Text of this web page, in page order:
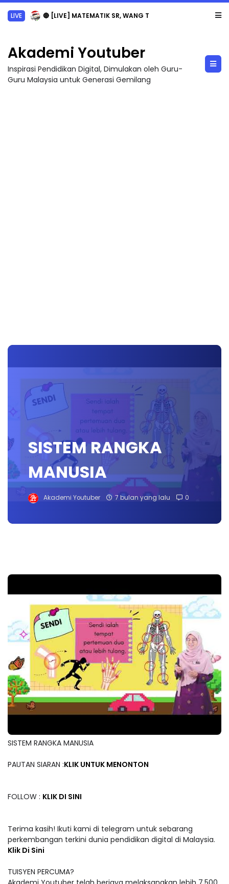
LIVE 🔴 [LIVE] MATEMATIK SR, WANG TAHUN 6 OLEH CIKGU ANITA #ALLINONE #141 #...
Akademi Youtuber
Inspirasi Pendidikan Digital, Dimulakan oleh Guru-
Guru Malaysia untuk Generasi Gemilang
SISTEM RANGKA
MANUSIA
Akademi Youtuber 7 bulan yang lalu 0
SISTEM RANGKA MANUSIA
PAUTAN SIARAN :KLIK UNTUK MENONTON
FOLLOW : KLIK DI SINI
Terima kasih! Ikuti kami di telegram untuk sebarang
perkembangan terkini dunia pendidikan digital di Malaysia.
Klik Di Sini
TUISYEN PERCUMA?